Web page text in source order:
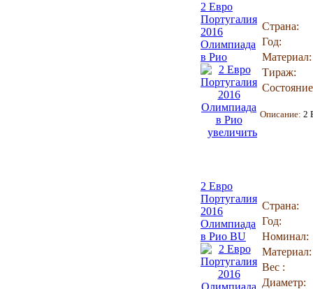
2 Евро
Португалия
2016
Олимпиада
в Рио
увеличить
Страна:
Год:
Материал:
Тираж:
Описание: 2
2 Евро
Португалия
2016
Олимпиада
в Рио BU
Страна:
Год:
Номинал:
Материал:
Вес :
Диаметр: